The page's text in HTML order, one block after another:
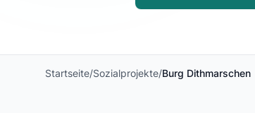
Startseite/Sozialprojekte/Burg Dithmarschen